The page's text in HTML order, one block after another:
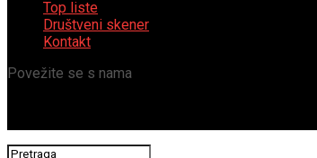
Top liste
Društveni skener
Kontakt
Povežite se s nama